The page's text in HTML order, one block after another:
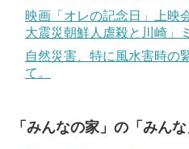
映画「オレの記念日」上映
大震災朝鮮人虐殺と川崎」
自然災害、特に風水害時の
て。
「みんなの家」の「みん